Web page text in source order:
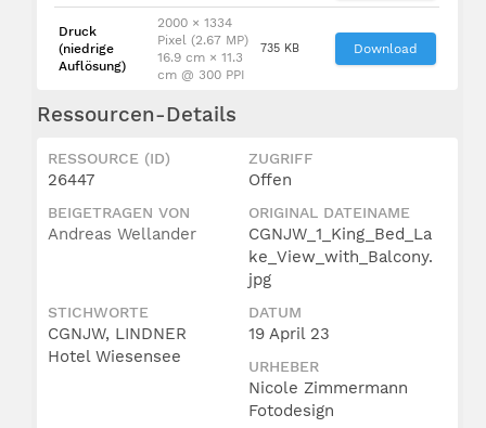
Druck
(niedrige
Auflösung)
2000 × 1334
Pixel (2.67 MP)
16.9 cm × 11.3
cm @ 300 PPI
735 KB Download
Ressourcen-Details
RESSOURCE (ID)
26447
ZUGRIFF
Offen
BEIGETRAGEN VON
Andreas Wellander
ORIGINAL DATEINAME
CGNJW_1_King_Bed_La
ke_View_with_Balcony.
jpg
STICHWORTE
CGNJW, LINDNER
Hotel Wiesensee
DATUM
19 April 23
URHEBER
Nicole Zimmermann
Fotodesign